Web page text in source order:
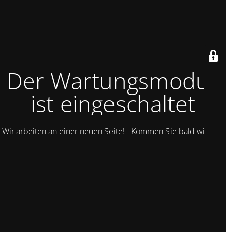
Der Wartungsmodus
ist eingeschaltet
Wir arbeiten an einer neuen Seite! - Kommen Sie bald wieder.